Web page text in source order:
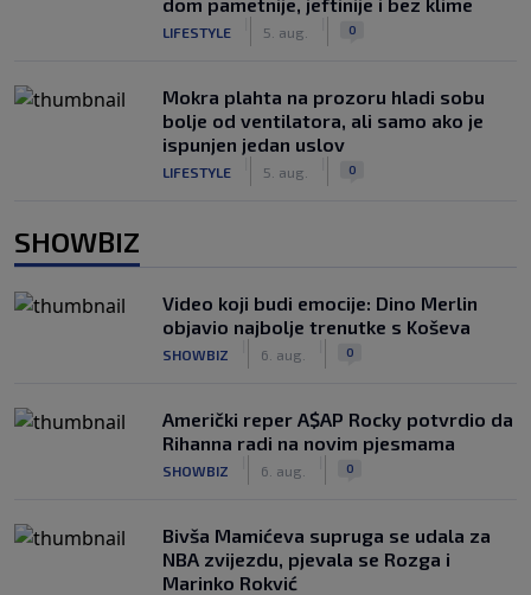
LIFESTYLE 5. aug. 0
Mokra plahta na prozoru hladi sobu
bolje od ventilatora, ali samo ako je
ispunjen jedan uslov
LIFESTYLE 5. aug. 0
SHOWBIZ
Video koji budi emocije: Dino Merlin
objavio najbolje trenutke s Koševa
SHOWBIZ 6. aug. 0
Američki reper A$AP Rocky potvrdio da
Rihanna radi na novim pjesmama
SHOWBIZ 6. aug. 0
Bivša Mamićeva supruga se udala za
NBA zvijezdu, pjevala se Rozga i
Marinko Rokvić